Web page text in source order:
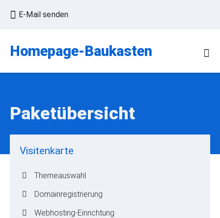
E-Mail senden
Homepage-Baukasten
Paketübersicht
Visitenkarte
Themeauswahl
Domainregistrierung
Webhosting-Einrichtung